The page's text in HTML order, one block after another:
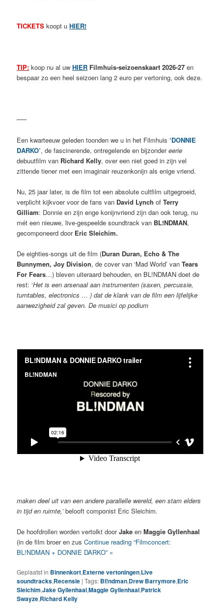
TICKETS koopt uHIER!
TIP: koop nu al uwHIER Filmhuis-seizoenskaart 2026-27 en
bespaar zo een heel seizoen lang 2 euro per vertoning, ook deze.
—–
Een kwarteeuw geleden toonden we u in het Filmhuis‘DONNIE
DARKO’, de fascinerende, ontregelende en bijzondereerie
debuutfilm van Richard Kelly, over een niet goed in zijn vel
zittende tiener met een imaginair reuzenkonijn als enige vriend.
Nu, 25 jaar later, is de film tot een absolute cultfilm uitgegroeid,
verplicht kijkvoer voor de fans van David Lynch ofTerry
Gilliam: Donnie en zijn enge konijnvriend zijn dan ook terug, nu
mét een nieuwe, live-gespeelde soundtrack van BL!NDMAN,
gecomponeerd doorEric Sleichim.
De eighties-songs uit de film (Duran Duran, Echo & The
Bunnymen, Joy Division, de cover van ‘Mad World’ van Tears
For Fears…) bleven uiteraard behouden, en BL!NDMAN doet de
rest: ‘Het is een arsenaal aan instrumenten (saxen, percussie,
turntables, electronics … ) dat de klank van de film een lijfelijke
aanwezigheid zal geven. De musici op podium
maken deel uit van een andere parallelle wereld, een stam elders
in tijd en ruimte,’belooft componist Eric Sleichim.
De hoofdrollen worden vertolkt doorJakeen Maggie Gyllenhaal
(in de film broer en zusContinue reading “Filmconcert:
BL!NDMAN + DONNIE DARKO” »
Geplaatst in Binnenkort,Externe vertoningen,Live
soundtracks,Recensie |Tags: Bl!ndman,Drew Barrymore,Eric
Sleichim,Jake Gyllenhaal,Maggie Gyllenhaal,Patrick
Swayze,Richard Kelly